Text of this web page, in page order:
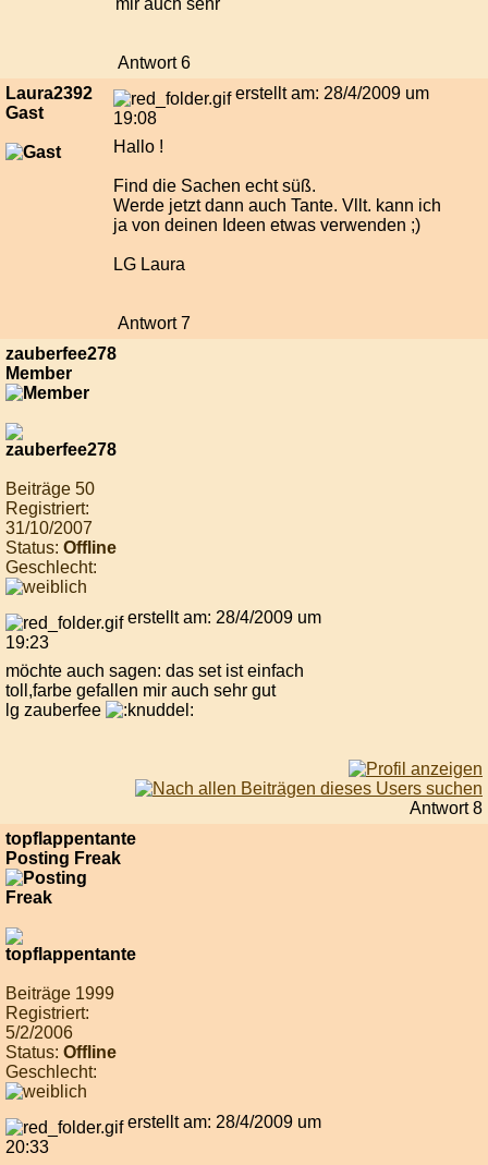
mir auch sehr
Antwort 6
Laura2392
Gast
erstellt am: 28/4/2009 um
19:08
Hallo !
Find die Sachen echt süß.
Werde jetzt dann auch Tante. Vllt. kann ich
ja von deinen Ideen etwas verwenden ;)
LG Laura
Antwort 7
zauberfee278
Member
Beiträge 50
Registriert:
31/10/2007
Status: Offline
Geschlecht:
erstellt am: 28/4/2009 um
19:23
möchte auch sagen: das set ist einfach
toll,farbe gefallen mir auch sehr gut
lg zauberfee
Antwort 8
topflappentante
Posting Freak
Beiträge 1999
Registriert:
5/2/2006
Status: Offline
Geschlecht:
erstellt am: 28/4/2009 um
20:33